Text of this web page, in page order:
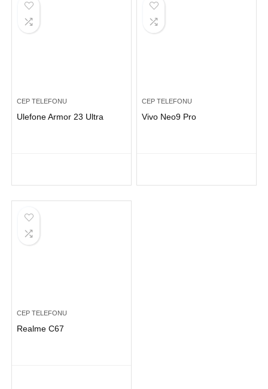
CEP TELEFONU
Ulefone Armor 23 Ultra
CEP TELEFONU
Vivo Neo9 Pro
CEP TELEFONU
Realme C67